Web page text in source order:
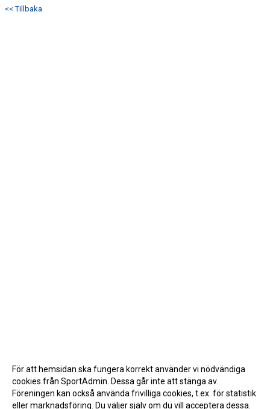
<< Tillbaka
För att hemsidan ska fungera korrekt använder vi nödvändiga
cookies från SportAdmin. Dessa går inte att stänga av.
Föreningen kan också använda frivilliga cookies, t.ex. för statistik
eller marknadsföring. Du väljer själv om du vill acceptera dessa.